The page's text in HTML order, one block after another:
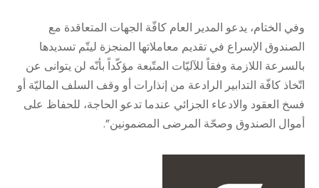
وفي الختام، يدعو المدير العام كافّة الجهات المتعاقدة مع
الصندوق الإسراع في تقديم معاملاتها المنجزة ليتّم تسديدها
بالسرعة اللازمة وفقاً للآليّات المتّبعة مؤكّداً بأنّه لن يتوانى عن
اتّخاذ كافّة التدابير الرادعة من إنذارات أو وقف السلف الماليّة أو
فسخ العقود والادعاء الجزائي عندما تدعو الحاجة، للحفاظ على
أموال الصندوق وصحّة المرضى المضمونين”.